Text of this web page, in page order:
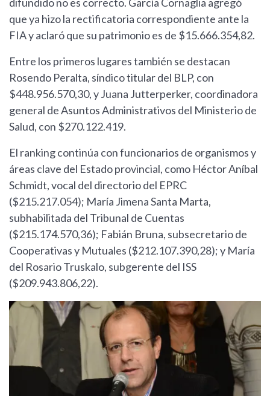
que ya hizo la rectificatoria correspondiente ante la
FIA y aclaró que su patrimonio es de $15.666.354,82.
Entre los primeros lugares también se destacan
Rosendo Peralta, síndico titular del BLP, con
$448.956.570,30, y Juana Jutterperker, coordinadora
general de Asuntos Administrativos del Ministerio de
Salud, con $270.122.419.
El ranking continúa con funcionarios de organismos y
áreas clave del Estado provincial, como Héctor Aníbal
Schmidt, vocal del directorio del EPRC
($215.217.054); María Jimena Santa Marta,
subhabilitada del Tribunal de Cuentas
($215.174.570,36); Fabián Bruna, subsecretario de
Cooperativas y Mutuales ($212.107.390,28); y María
del Rosario Truskalo, subgerente del ISS
($209.943.806,22).